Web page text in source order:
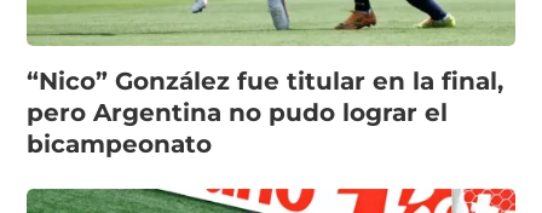
“Nico” González fue titular en la final,
pero Argentina no pudo lograr el
bicampeonato